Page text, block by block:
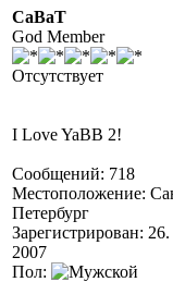
CaBaT
God Member
Отсутствует
I Love YaBB 2!
Сообщений: 718
Местоположение:
Петербург
Зарегистрирован:
2007
Пол: